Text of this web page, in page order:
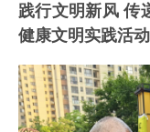
践行文明新风 传
健康文明实践活